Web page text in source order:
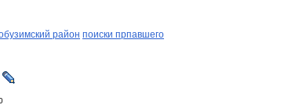
район поиски прпавшего